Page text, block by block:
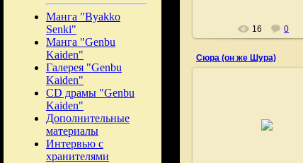
Манга "Byakko
Senki"
Манга "Genbu
Kaiden"
Галерея "Genbu
Kaiden"
CD драмы "Genbu
Kaiden"
Дополнительные
материалы
Интервью с
хранителями
16 0
Сюра (он же Шура)